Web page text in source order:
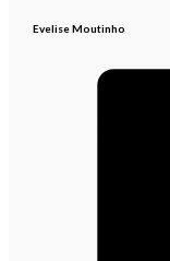
Evelise Moutinho